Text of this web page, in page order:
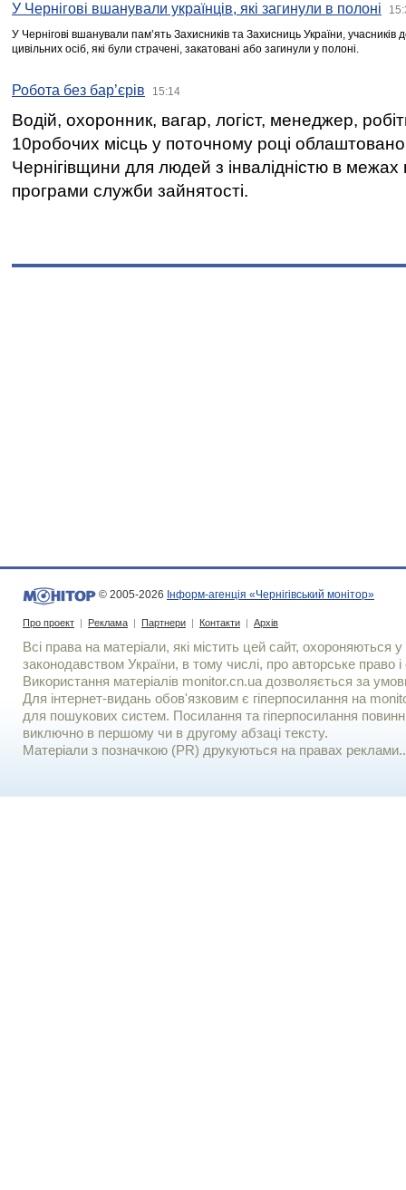
У Чернігові вшанували українців, які загинули в полоні
У Чернігові вшанували пам’ять Захисників та Захисниць України,
цивільних осіб, які були страчені, закатовані або загинули у полоні.
Робота без бар’єрів 15:14
Водій, охоронник, вагар, логіст, менеджер,
10робочих місць у поточному році
Чернігівщини для людей з інвалідністю в межах
програми служби зайнятості.
© 2005-2026 Інформ-агенція «Чернігівський монітор»
Про проект | Реклама | Партнери | Контакти | Архів
Всі права на матеріали, які містить цей сайт, охороняються у
законодавством України, в тому числі, про авторське право і
Використання матерiалiв monitor.cn.ua дозволяється за
Для iнтернет-видань обов'язковим є гiперпосилання на
для пошукових систем. Посилання та гіперпосилання
виключно в першому чи в другому абзаці тексту.
Матеріали з позначкою (PR) друкуються на правах реклами..